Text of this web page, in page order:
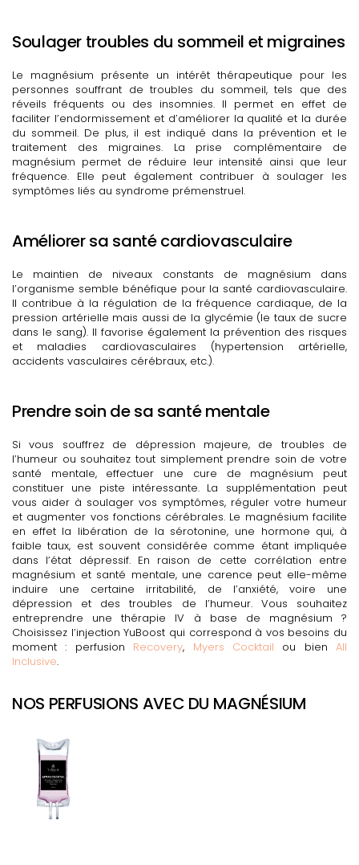
Soulager troubles du sommeil et migraines
Le magnésium présente un intérêt thérapeutique pour les
personnes souffrant de troubles du sommeil, tels que des
réveils fréquents ou des insomnies. Il permet en effet de
faciliter l’endormissement et d’améliorer la qualité et la durée
du sommeil. De plus, il est indiqué dans la prévention et le
traitement des migraines. La prise complémentaire de
magnésium permet de réduire leur intensité ainsi que leur
fréquence. Elle peut également contribuer à soulager les
symptômes liés au syndrome prémenstruel.
Améliorer sa santé cardiovasculaire
Le maintien de niveaux constants de magnésium dans
l’organisme semble bénéfique pour la santé cardiovasculaire.
Il contribue à la régulation de la fréquence cardiaque, de la
pression artérielle mais aussi de la glycémie (le taux de sucre
dans le sang). Il favorise également la prévention des risques
et maladies cardiovasculaires (hypertension artérielle,
accidents vasculaires cérébraux, etc.).
Prendre soin de sa santé mentale
Si vous souffrez de dépression majeure, de troubles de
l’humeur ou souhaitez tout simplement prendre soin de votre
santé mentale, effectuer une cure de magnésium peut
constituer une piste intéressante. La supplémentation peut
vous aider à soulager vos symptômes, réguler votre humeur
et augmenter vos fonctions cérébrales. Le magnésium facilite
en effet la libération de la sérotonine, une hormone qui, à
faible taux, est souvent considérée comme étant impliquée
dans l’état dépressif. En raison de cette corrélation entre
magnésium et santé mentale, une carence peut elle-même
induire une certaine irritabilité, de l’anxiété, voire une
dépression et des troubles de l’humeur. Vous souhaitez
entreprendre une thérapie IV à base de magnésium ?
Choisissez l’injection YuBoost qui correspond à vos besoins du
moment : perfusion Recovery, Myers Cocktail ou bien All
Inclusive.
NOS PERFUSIONS AVEC DU MAGNÉSIUM